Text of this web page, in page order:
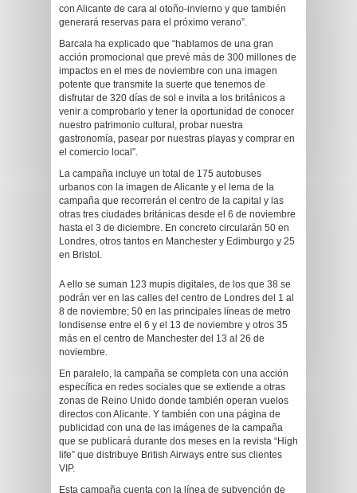
con Alicante de cara al otoño-invierno y que también
generará reservas para el próximo verano”.
Barcala ha explicado que “hablamos de una gran
acción promocional que prevé más de 300 millones de
impactos en el mes de noviembre con una imagen
potente que transmite la suerte que tenemos de
disfrutar de 320 días de sol e invita a los británicos a
venir a comprobarlo y tener la oportunidad de conocer
nuestro patrimonio cultural, probar nuestra
gastronomía, pasear por nuestras playas y comprar en
el comercio local”.
La campaña incluye un total de 175 autobuses
urbanos con la imagen de Alicante y el lema de la
campaña que recorrerán el centro de la capital y las
otras tres ciudades británicas desde el 6 de noviembre
hasta el 3 de diciembre. En concreto circularán 50 en
Londres, otros tantos en Manchester y Edimburgo y 25
en Bristol.
A ello se suman 123 mupis digitales, de los que 38 se
podrán ver en las calles del centro de Londres del 1 al
8 de noviembre; 50 en las principales líneas de metro
londisense entre el 6 y el 13 de noviembre y otros 35
más en el centro de Manchester del 13 al 26 de
noviembre.
En paralelo, la campaña se completa con una acción
específica en redes sociales que se extiende a otras
zonas de Reino Unido donde también operan vuelos
directos con Alicante. Y también con una página de
publicidad con una de las imágenes de la campaña
que se publicará durante dos meses en la revista “High
life” que distribuye British Airways entre sus clientes
VIP.
Esta campaña cuenta con la línea de subvención de